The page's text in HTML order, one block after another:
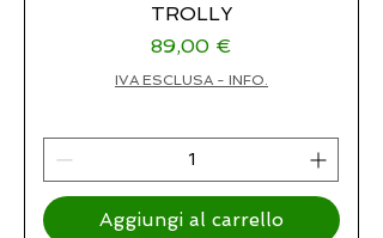
TROLLY
Prezzo
89,00 €
IVA ESCLUSA - INFO.
Aggiungi al carrello